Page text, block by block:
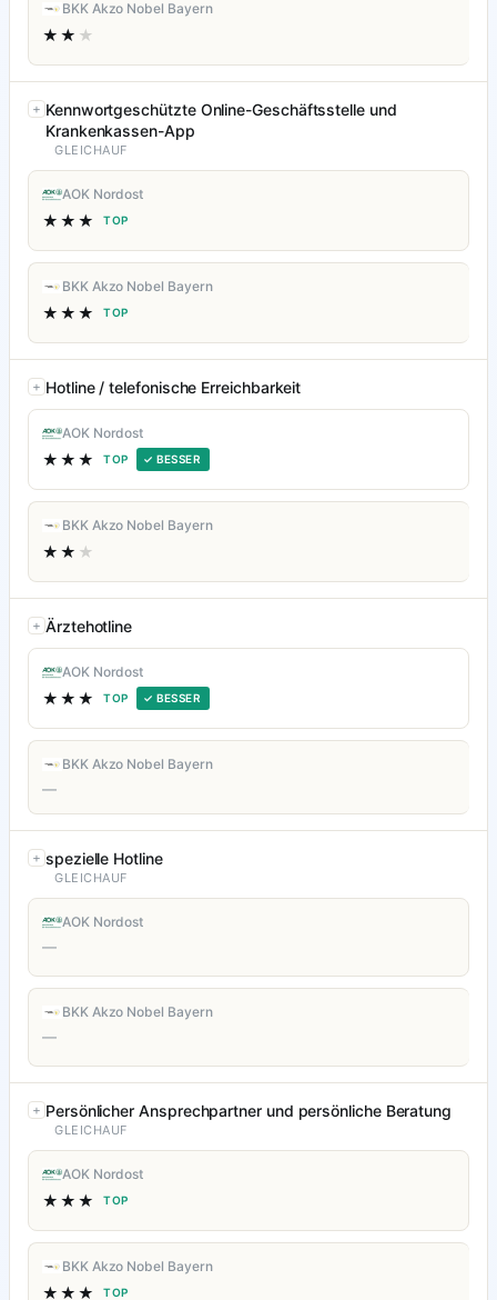
BKK Akzo Nobel Bayern
★★ ★
Kennwortgeschützte Online-Geschäftsstelle und
Krankenkassen-App
GLEICHAUF
AOK Nordost
★★★ TOP
BKK Akzo Nobel Bayern
★★★ TOP
Hotline / telefonische Erreichbarkeit
AOK Nordost
★★★ TOP ✓ BESSER
BKK Akzo Nobel Bayern
★★ ★
Ärztehotline
AOK Nordost
★★★ TOP ✓ BESSER
BKK Akzo Nobel Bayern
—
spezielle Hotline
GLEICHAUF
AOK Nordost
—
BKK Akzo Nobel Bayern
—
Persönlicher Ansprechpartner und persönliche Beratung
GLEICHAUF
AOK Nordost
★★★ TOP
BKK Akzo Nobel Bayern
★★★ TOP